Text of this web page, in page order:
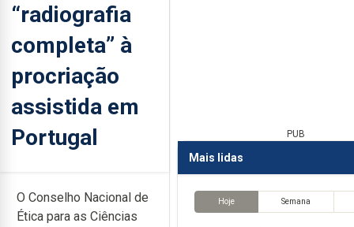
“radiografia
completa” à
procriação
assistida em
Portugal
O Conselho Nacional de
Ética para as Ciências
PUB
Mais lidas
Hoje Semana